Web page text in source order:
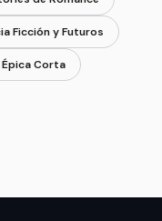
Ficción y Futuros
Corta